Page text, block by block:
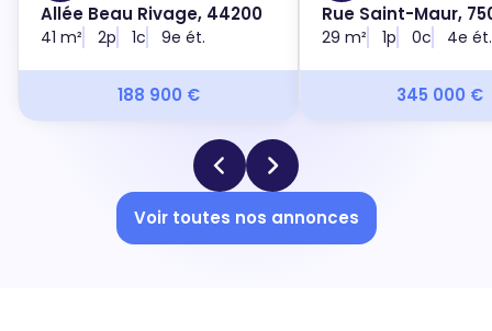
Allée Beau Rivage, 44200
41 m² 2p 1c 9e ét.
188 900 €
Rue Saint-Maur,
29 m² 1p 0c 4e ét.
345 000 €
Voir toutes nos annonces